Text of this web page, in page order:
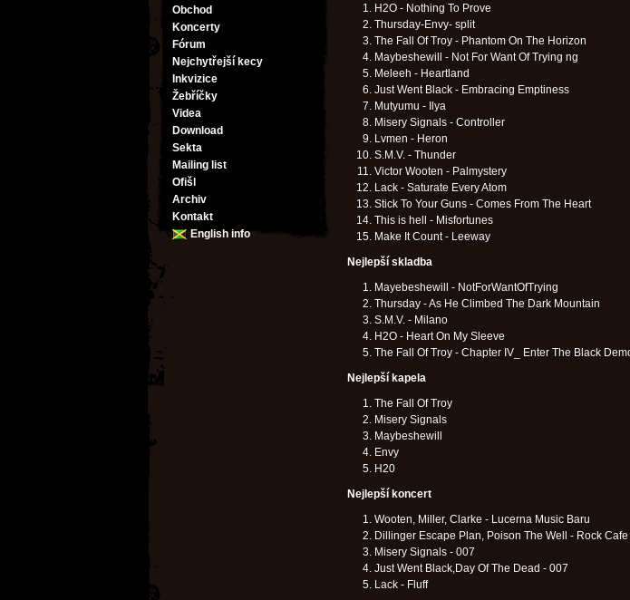
Obchod
Koncerty
Fórum
Nejchytřejší kecy
Inkvizice
Žebříčky
Videa
Download
Sekta
Mailing list
Ofišl
Archiv
Kontakt
English info
H2O - Nothing To Prove
Thursday-Envy- split
The Fall Of Troy - Phantom On The Horizon
Maybeshewill - Not For Want Of Trying ng
Meleeh - Heartland
Just Went Black - Embracing Emptiness
Mutyumu - Ilya
Misery Signals - Controller
Lvmen - Heron
S.M.V. - Thunder
Victor Wooten - Palmystery
Lack - Saturate Every Atom
Stick To Your Guns - Comes From The Heart
This is hell - Misfortunes
Make It Count - Leeway
Nejlepší skladba
Mayebeshewill - NotForWantOfTrying
Thursday - As He Climbed The Dark Mountain
S.M.V. - Milano
H2O - Heart On My Sleeve
The Fall Of Troy - Chapter IV_ Enter The Black
Nejlepší kapela
The Fall Of Troy
Misery Signals
Maybeshewill
Envy
H20
Nejlepší koncert
Wooten, Miller, Clarke - Lucerna Music Baru
Dillinger Escape Plan, Poison The Well - Rock Cafe
Misery Signals - 007
Just Went Black,Day Of The Dead - 007
Lack - Fluff